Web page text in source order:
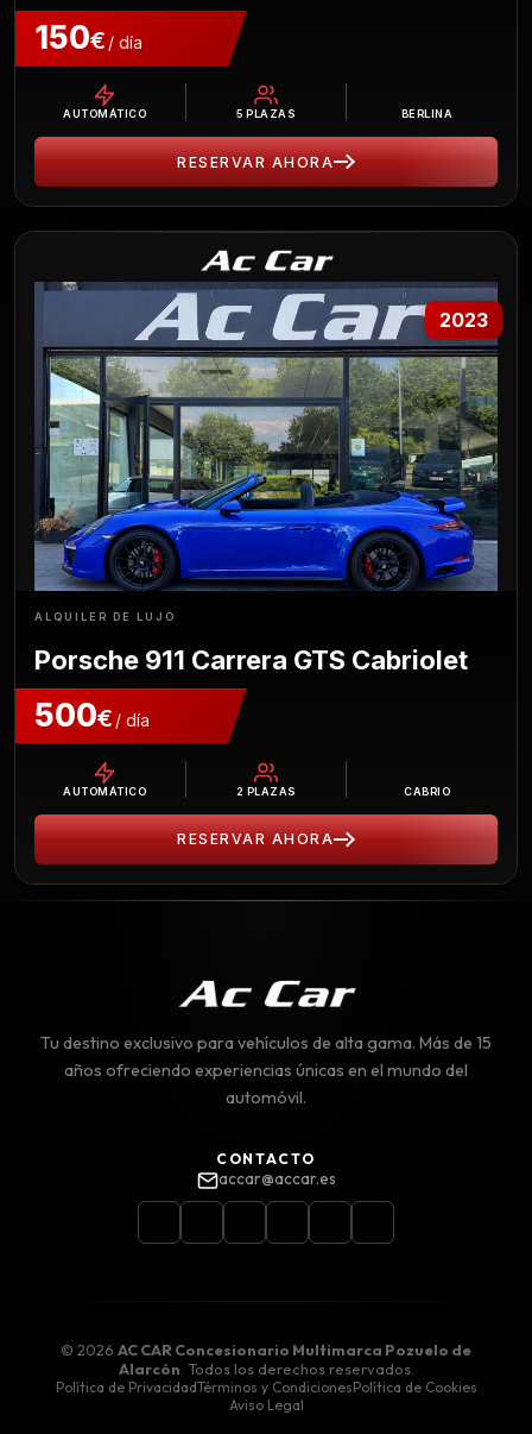
150€ / día
AUTOMÁTICO 5 PLAZAS BERLINA
RESERVAR AHORA
2023
ALQUILER DE LUJO
Porsche 911 Carrera GTS Cabriolet
500€ / día
AUTOMÁTICO 2 PLAZAS CABRIO
RESERVAR AHORA
Tu destino exclusivo para vehículos de alta gama. Más de 15
años ofreciendo experiencias únicas en el mundo del
automóvil.
CONTACTO
accar@accar.es
© 2026 AC CAR Concesionario Multimarca Pozuelo de
Alarcón . Todos los derechos reservados.
Política de PrivacidadTérminos y CondicionesPolítica de Cookies
Aviso Legal